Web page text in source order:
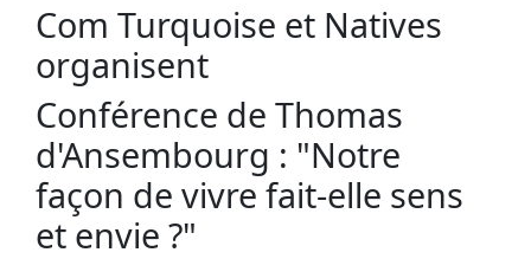
Com Turquoise et Natives
organisent
Conférence de Thomas
d'Ansembourg : "Notre
façon de vivre fait-elle sens
et envie ?"